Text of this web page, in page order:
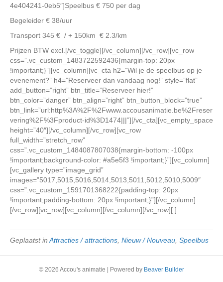
4e404241-0eb5″]Speelbus € 750 per dag
Begeleider € 38/uur
Transport 345 € / + 150km € 2.3/km
Prijzen BTW excl.[/vc_toggle][/vc_column][/vc_row][vc_row
css=”.vc_custom_1483722592436{margin-top: 20px
!important;}”][vc_column][vc_cta h2=”Wil je de speelbus op je
evenement?” h4=”Reserveer dan vandaag nog!” style=”flat”
add_button=”right” btn_title=”Reserveer hier!”
btn_color=”danger” btn_align=”right” btn_button_block=”true”
btn_link=”url:http%3A%2F%2Fwww.accousanimatie.be%2Freser
vering%2F%3Fproduct-id%3D1474|||”][/vc_cta][vc_empty_space
height=”40″][/vc_column][/vc_row][vc_row
full_width=”stretch_row”
css=”.vc_custom_1484087807038{margin-bottom: -100px
!important;background-color: #a5e5f3 !important;}”][vc_column]
[vc_gallery type=”image_grid”
images=”5017,5015,5016,5014,5013,5011,5012,5010,5009″
css=”.vc_custom_1591701368222{padding-top: 20px
!important;padding-bottom: 20px !important;}”][/vc_column]
[/vc_row][vc_row][vc_column][/vc_column][/vc_row][:]
Geplaatst in Attracties / attractions Nieuw / Nouveau Speelbus
© 2026 Accou's animatie Powered by Beaver Builder